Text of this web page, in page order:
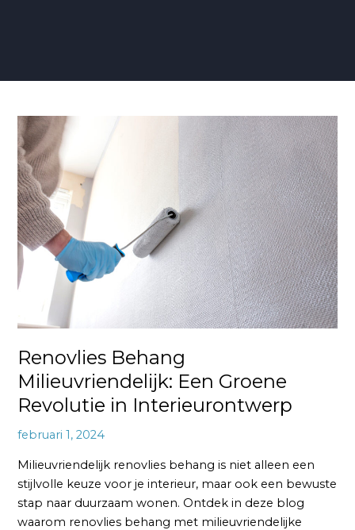
Renovlies Behang
Milieuvriendelijk: Een Groene
Revolutie in Interieurontwerp
februari 1, 2024
Milieuvriendelijk renovlies behang is niet alleen een
stijlvolle keuze voor je interieur, maar ook een bewuste
stap naar duurzaam wonen. Ontdek in deze blog
waarom renovlies behang met milieuvriendelijke
Renovlies
Behang
Milieuvriendelijk:
Een
Groene
Revolutie
in
Interieurontwerp